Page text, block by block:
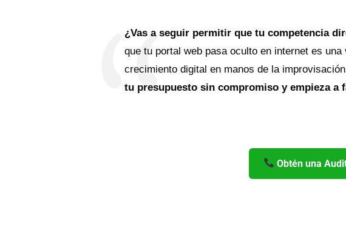
¿Vas a seguir permitir que tu competencia
que tu portal web pasa oculto en internet es
crecimiento digital en manos de la
tu presupuesto sin compromiso y empieza a
Obtén una